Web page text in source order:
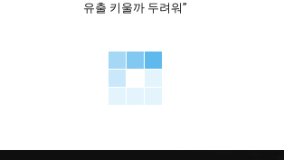
유출 키울까 두려워”